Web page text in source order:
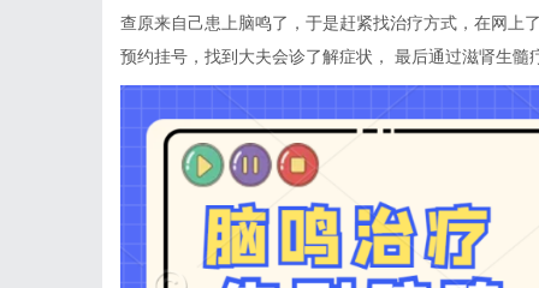
查原来自己患上脑鸣了，于是赶紧找治疗方式，在网上
预约挂号，找到大夫会诊了解症状， 最后通过滋肾生